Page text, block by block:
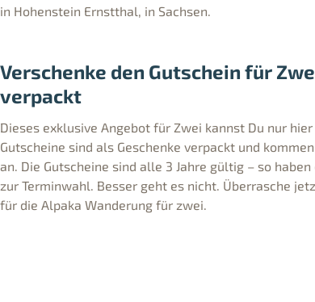
in Hohenstein Ernstthal, in Sachsen.
Verschenke den Gutschein für
verpackt
Dieses exklusive Angebot für Zwei kannst Du nur
Gutscheine sind als Geschenke verpackt und
an. Die Gutscheine sind alle 3 Jahre gültig – so
zur Terminwahl. Besser geht es nicht. Überrasche
für die Alpaka Wanderung für zwei.